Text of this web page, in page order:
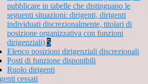
pubblicare in tabelle che distinguano le
seguenti situazioni: dirigenti, dirigenti
individuati discrezionalmente, titolari di
posizione organizzativa con funzioni
dirigenziali) 5
Elenco posizioni dirigenziali discrezionali
Posti di funzione disponibili
Ruolo dirigenti
cessati